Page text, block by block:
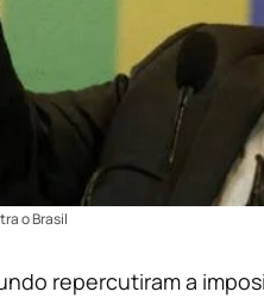
o Brasil
repercutiram a